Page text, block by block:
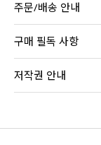
주문/배송 안내
구매 필독 사항
저작권 안내